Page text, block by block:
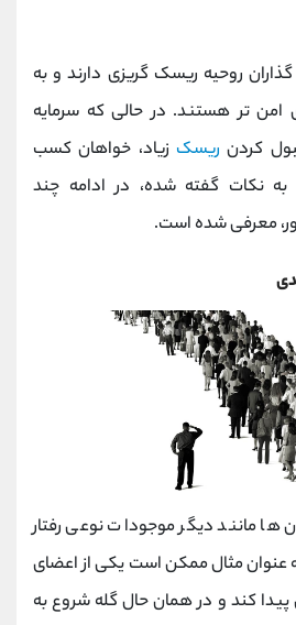
روحیه ریسک گریزی دارند و به
امن تر هستند. در حالی که سرمایه
کردن ریسک زیاد، خواهان کسب
به نکات گفته شده، در ادامه چند
معرفی شده است.
ها مانند دیگر موجودات نوعی رفتار
عنوان مثال ممکن است یکی از اعضای
کند و در همان حال گله شروع به